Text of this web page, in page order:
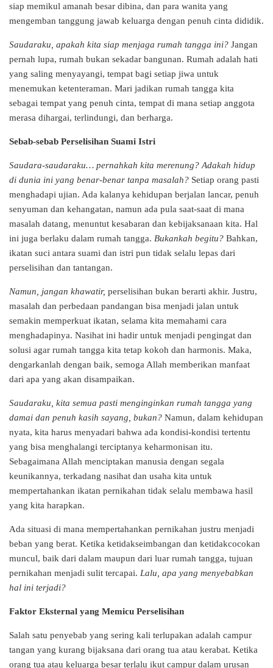
siap memikul amanah besar dibina, dan para wanita yang
mengemban tanggung jawab keluarga dengan penuh cinta dididik.
Saudaraku, apakah kita siap menjaga rumah tangga ini? Jangan
pernah lupa, rumah bukan sekadar bangunan. Rumah adalah hati
yang saling menyayangi, tempat bagi setiap jiwa untuk
menemukan ketenteraman. Mari jadikan rumah tangga kita
sebagai tempat yang penuh cinta, tempat di mana setiap anggota
merasa dihargai, terlindungi, dan berharga.
Sebab-sebab Perselisihan Suami Istri
Saudara-saudaraku… pernahkah kita merenung? Adakah hidup
di dunia ini yang benar-benar tanpa masalah? Setiap orang pasti
menghadapi ujian. Ada kalanya kehidupan berjalan lancar, penuh
senyuman dan kehangatan, namun ada pula saat-saat di mana
masalah datang, menuntut kesabaran dan kebijaksanaan kita. Hal
ini juga berlaku dalam rumah tangga. Bukankah begitu? Bahkan,
ikatan suci antara suami dan istri pun tidak selalu lepas dari
perselisihan dan tantangan.
Namun, jangan khawatir, perselisihan bukan berarti akhir. Justru,
masalah dan perbedaan pandangan bisa menjadi jalan untuk
semakin memperkuat ikatan, selama kita memahami cara
menghadapinya. Nasihat ini hadir untuk menjadi pengingat dan
solusi agar rumah tangga kita tetap kokoh dan harmonis. Maka,
dengarkanlah dengan baik, semoga Allah memberikan manfaat
dari apa yang akan disampaikan.
Saudaraku, kita semua pasti menginginkan rumah tangga yang
damai dan penuh kasih sayang, bukan? Namun, dalam kehidupan
nyata, kita harus menyadari bahwa ada kondisi-kondisi tertentu
yang bisa menghalangi terciptanya keharmonisan itu.
Sebagaimana Allah menciptakan manusia dengan segala
keunikannya, terkadang nasihat dan usaha kita untuk
mempertahankan ikatan pernikahan tidak selalu membawa hasil
yang kita harapkan.
Ada situasi di mana mempertahankan pernikahan justru menjadi
beban yang berat. Ketika ketidakseimbangan dan ketidakcocokan
muncul, baik dari dalam maupun dari luar rumah tangga, tujuan
pernikahan menjadi sulit tercapai. Lalu, apa yang menyebabkan
hal ini terjadi?
Faktor Eksternal yang Memicu Perselisihan
Salah satu penyebab yang sering kali terlupakan adalah campur
tangan yang kurang bijaksana dari orang tua atau kerabat. Ketika
orang tua atau keluarga besar terlalu ikut campur dalam urusan